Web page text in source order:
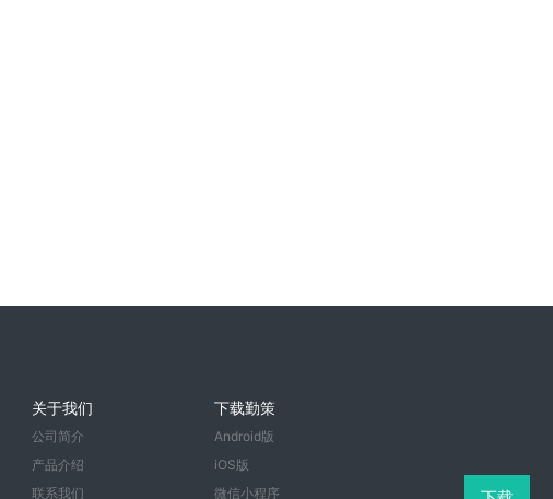
关于我们
公司简介
产品介绍
联系我们
下载勤策
Android版
iOS版
微信小程序